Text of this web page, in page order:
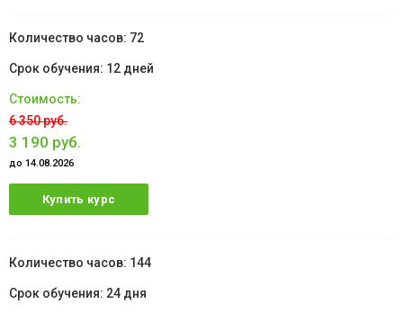
72
12 дней
6 350 руб.
3 190 руб.
до 14.08.2026
Купить курс
144
24 дня